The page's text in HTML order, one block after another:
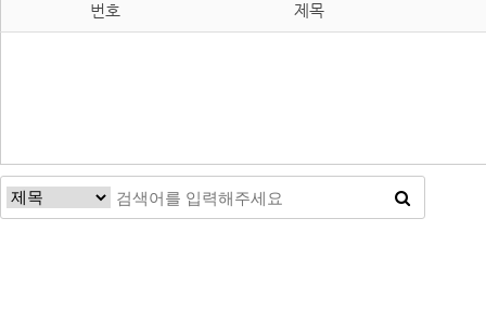
번호 제목